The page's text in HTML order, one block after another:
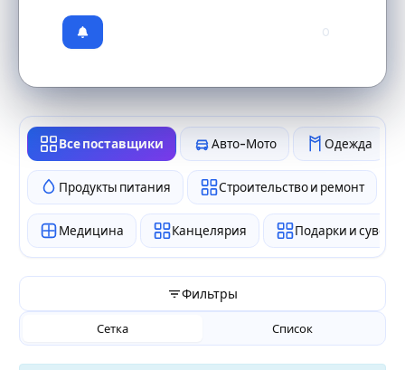
0
Все поставщики Авто-Мото Одежда
Продукты питания Строительство и ремонт
Медицина Канцелярия Подарки и
Фильтры
Сетка Список